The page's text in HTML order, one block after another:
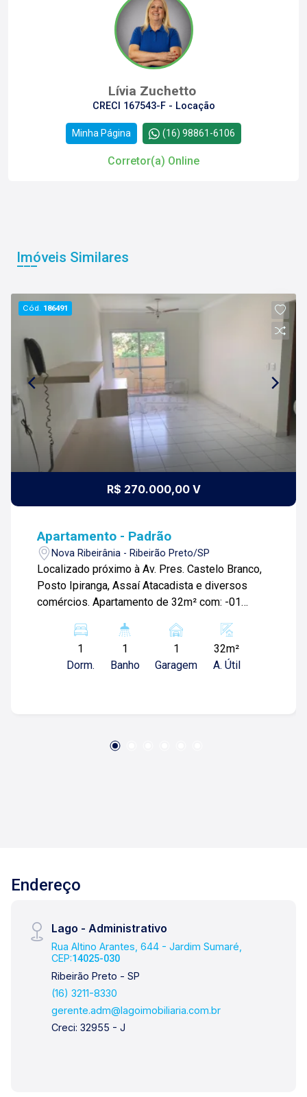
Lívia Zuchetto
CRECI 167543-F - Locação
Minha Página (16) 98861-6106
Corretor(a) Online
Imóveis Similares
Cód. 186491
R$ 270.000,00 V
Apartamento - Padrão
Nova Ribeirânia - Ribeirão Preto/SP
Localizado próximo à Av. Pres. Castelo Branco,
Posto Ipiranga, Assaí Atacadista e diversos
comércios. Apartamento de 32m² com: -01
banheiro social com box blindex; -Cozinha; -01
vaga de garagem; Para mais informações e
agendar visita, entre em contato. Lago é
clientes. Somos uma imobiliária que, desde a
de imóveis de Ribeirão Preto e região com mais
de 20.000 opções, em todos os cantos da
gostos de nossos clientes. Se você deseja
comprar, alugar ou negociar seu próprio imóvel,
nós somos a imobiliária certa, porque para a
Lago o que vale é o relacionamento, portanto,
venha tomar um café conosco em uma de
nossas três lojas: Lago Vendas - Av. Presidente
Vargas, 407, Lago Locação - Rua Barão do
1
Dorm.
1
Banho
1
Garagem
32m²
A. Útil
Endereço
Lago - Administrativo
Rua Altino Arantes, 644 - Jardim Sumaré,
CEP:14025-030
Ribeirão Preto - SP
(16) 3211-8330
gerente.adm@lagoimobiliaria.com.br
Creci: 32955 - J